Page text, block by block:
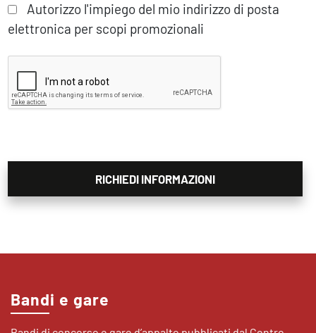
Autorizzo l'impiego del mio indirizzo di posta
elettronica per scopi promozionali
Bandi e gare